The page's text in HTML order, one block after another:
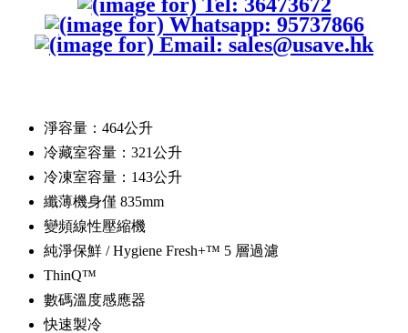
淨容量：464公升
冷藏室容量：321公升
冷凍室容量：143公升
纖薄機身僅 835mm
變頻線性壓縮機
純淨保鮮 / Hygiene Fresh+™ 5 層過濾
ThinQ™
數碼溫度感應器
快速製冷